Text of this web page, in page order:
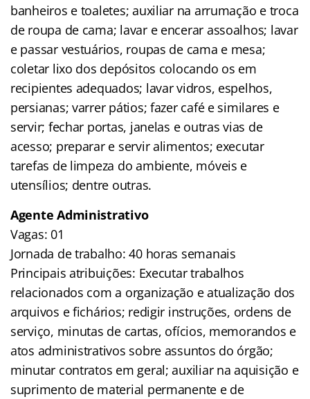
banheiros e toaletes; auxiliar na arrumação e troca
de roupa de cama; lavar e encerar assoalhos; lavar
e passar vestuários, roupas de cama e mesa;
coletar lixo dos depósitos colocando os em
recipientes adequados; lavar vidros, espelhos,
persianas; varrer pátios; fazer café e similares e
servir; fechar portas, janelas e outras vias de
acesso; preparar e servir alimentos; executar
tarefas de limpeza do ambiente, móveis e
utensílios; dentre outras.
Agente Administrativo
Vagas: 01
Jornada de trabalho: 40 horas semanais
Principais atribuições: Executar trabalhos
relacionados com a organização e atualização dos
arquivos e fichários; redigir instruções, ordens de
serviço, minutas de cartas, ofícios, memorandos e
atos administrativos sobre assuntos do órgão;
minutar contratos em geral; auxiliar na aquisição e
suprimento de material permanente e de